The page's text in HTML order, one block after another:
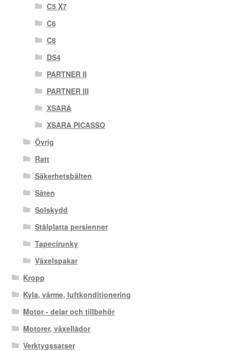
C5 X7
C6
C8
DS4
PARTNER II
PARTNER III
XSARA
XSARA PICASSO
Övrig
Ratt
Säkerhetsbälten
Säten
Solskydd
Stålplatta persienner
Tapecírunky
Växelspakar
Kropp
Kyla, värme, luftkonditionering
Motor - delar och tillbehör
Motorer, växellådor
Verktygssatser